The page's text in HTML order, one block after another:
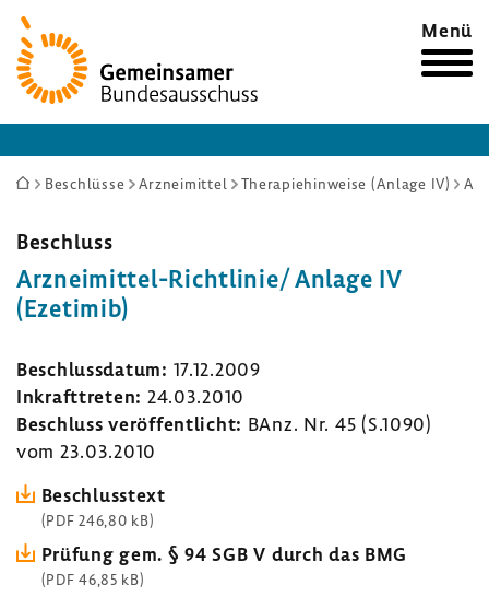
Zur
Startseite
Menü
Sie
hier:
Beschlüsse Arzneimittel Therapiehinweise (Anlage IV)
Beschluss
Arzneimittel-​Richtlinie/ Anlage IV
(Ezetimib)
Beschluss­datum: 17.12.2009
Inkraft­treten: 24.03.2010
Beschluss veröf­fent­licht: BAnz. Nr. 45 (S.1090)
vom 23.03.2010
Beschluss­text
(PDF 246,80 kB)
Prüfung gem. § 94 SGB V durch das BMG
(PDF 46,85 kB)